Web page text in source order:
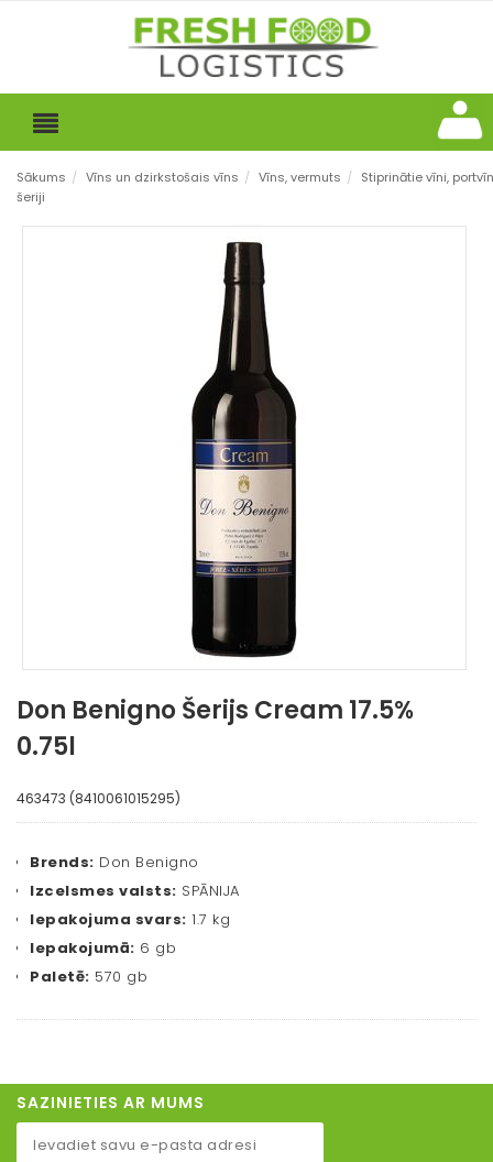
Sākums / Vīns un dzirkstošais vīns / Vīns, vermuts / Stiprinātie vīni,
šeriji
Don Benigno Šerijs Cream 17.5%
0.75l
463473 (8410061015295)
Brends: Don Benigno
Izcelsmes valsts: SPĀNIJA
Iepakojuma svars: 1.7 kg
Iepakojumā: 6 gb
Paletē: 570 gb
SAZINIETIES AR MUMS